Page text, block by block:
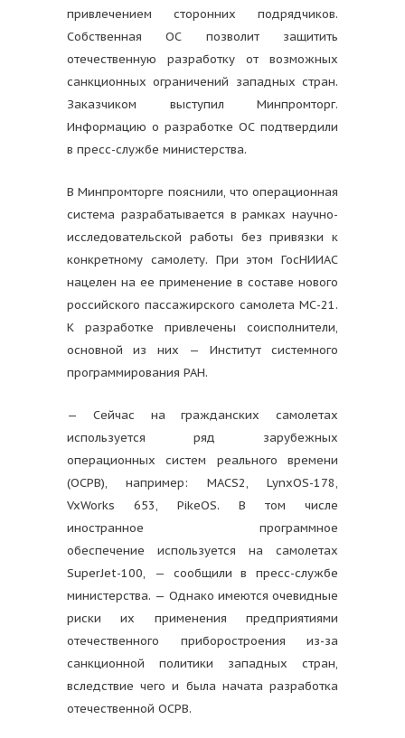
привлечением сторонних подрядчиков.
Собственная ОС позволит защитить
отечественную разработку от возможных
санкционных ограничений западных стран.
Заказчиком выступил Минпромторг.
Информацию о разработке ОС подтвердили
в пресс-службе министерства.
В Минпромторге пояснили, что операционная
система разрабатывается в рамках научно-
исследовательской работы без привязки к
конкретному самолету. При этом ГосНИИАС
нацелен на ее применение в составе нового
российского пассажирского самолета МС-21.
К разработке привлечены соисполнители,
основной из них — Институт системного
программирования РАН.
— Сейчас на гражданских самолетах
используется ряд зарубежных
операционных систем реального времени
(ОСРВ), например: MACS2, LynxOS-178,
VxWorks 653, PikeOS. В том числе
иностранное программное
обеспечение используется на самолетах
SuperJet-100, — сообщили в пресс-службе
министерства. — Однако имеются очевидные
риски их применения предприятиями
отечественного приборостроения из-за
санкционной политики западных стран,
вследствие чего и была начата разработка
отечественной ОСРВ.